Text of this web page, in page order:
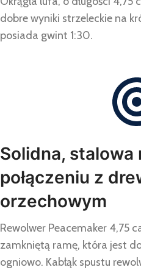
dobre wyniki strzeleckie na
posiada gwint 1:30.
Solidna, stalowa
połączeniu z
orzechowym
Rewolwer Peacemaker 4,75
zamkniętą ramę, która jest
ogniowo. Kabłąk spustu